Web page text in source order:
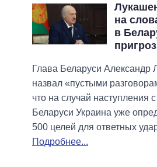
на
в
Глава Беларуси Александр
назвал «пустыми
что на случай наступления
Беларуси Украина уже
500 целей для ответных
Подробнее...